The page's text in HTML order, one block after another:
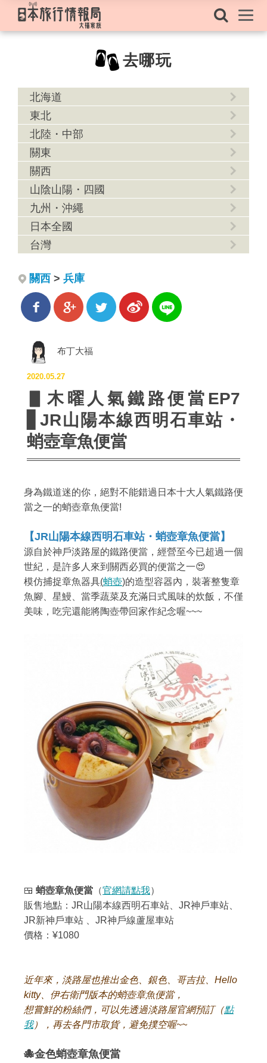
去哪玩
北海道
東北
北陸・中部
關東
關西
山陰山陽・四國
九州・沖繩
日本全國
台灣
關西 > 兵庫
布丁大福
2020.05.27
▋木曜人氣鐵路便當EP7
▋JR山陽本線西明石車站・
蛸壺章魚便當
身為鐵道迷的你，絕對不能錯過日本十大人氣鐵路便
當之一的蛸壺章魚便當!
【JR山陽本線西明石車站・蛸壺章魚便當】
源自於神戶淡路屋的鐵路便當，經營至今已超過一個
世紀，是許多人來到關西必買的便當之一😍
模仿捕捉章魚器具(蛸壺)的造型容器內，裝著整隻章
魚腳、星鰻、當季蔬菜及充滿日式風味的炊飯，不僅
美味，吃完還能將陶壺帶回家作紀念喔~~~
🍱 蛸壺章魚便當 （官網請點我）
販售地點：JR山陽本線西明石車站、JR神戶車站、
JR新神戶車站 、JR神戶線蘆屋車站
價格：¥1080
近年來，淡路屋也推出金色、銀色、哥吉拉、Hello
kitty、伊右衛門版本的蛸壺章魚便當，
想嘗鮮的粉絲們，可以先透過淡路屋官網預訂（點
我），再去各門市取貨，避免撲空喔~~
🐙金色蛸壺章魚便當